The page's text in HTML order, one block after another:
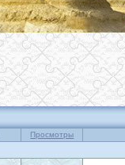
Просмотры